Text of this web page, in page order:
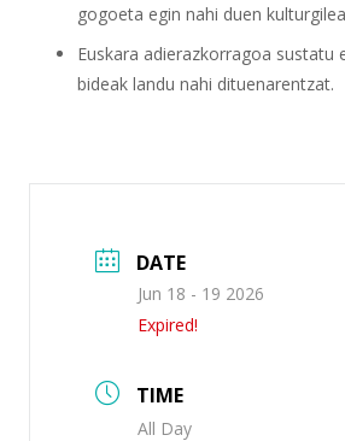
gogoeta egin nahi duen
Euskara adierazkorragoa sustatu
bideak landu nahi dituenarentzat.
DATE
Jun 18 - 19 2026
Expired!
TIME
All Day